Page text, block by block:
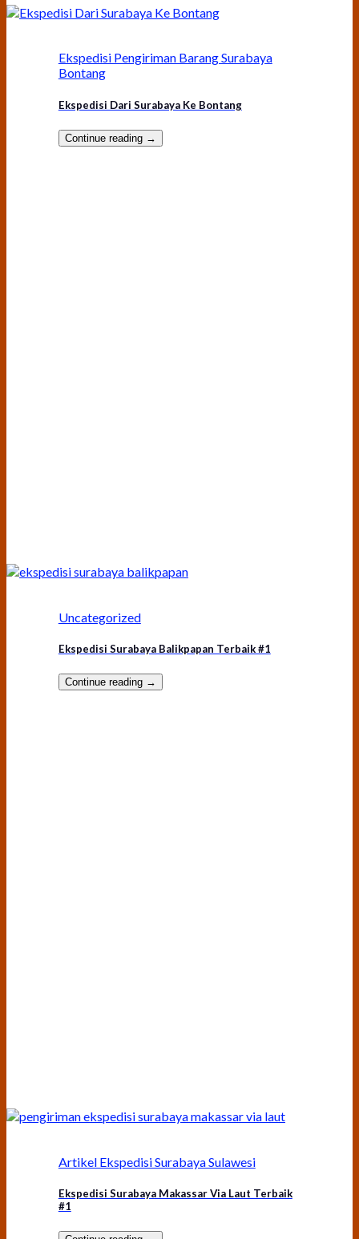
Ekspedisi Pengiriman Barang Surabaya
Bontang
Ekspedisi Dari Surabaya Ke Bontang
Continue reading →
Uncategorized
Ekspedisi Surabaya Balikpapan Terbaik #1
Continue reading →
Artikel Ekspedisi Surabaya Sulawesi
Ekspedisi Surabaya Makassar Via Laut Terbaik
#1